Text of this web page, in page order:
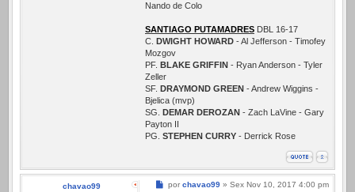
Nando de Colo
SANTIAGO PUTAMADRES DBL 16-17
C. DWIGHT HOWARD - Al Jefferson - Timofey
Mozgov
PF. BLAKE GRIFFIN - Ryan Anderson - Tyler
Zeller
SF. DRAYMOND GREEN - Andrew Wiggins -
Bjelica (mvp)
SG. DEMAR DEROZAN - Zach LaVine - Gary
Payton II
PG. STEPHEN CURRY - Derrick Rose
chavao99 Mensagem
por chavao99 » Sex Nov 10, 2017 4:00 pm